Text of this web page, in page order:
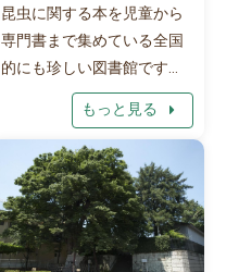
昆虫に関する本を児童から
専門書まで集めている全国
的にも珍しい図書館です。
図書を約7,400冊、標本を約
3,200頭所蔵しています。
また、利用者が自由に操作
することができる昆虫クイ
ズ出題機（愛称いなＱ）を
備えています。さらに、夏
には昆虫教室を実施してい
もっと見る arrow_right